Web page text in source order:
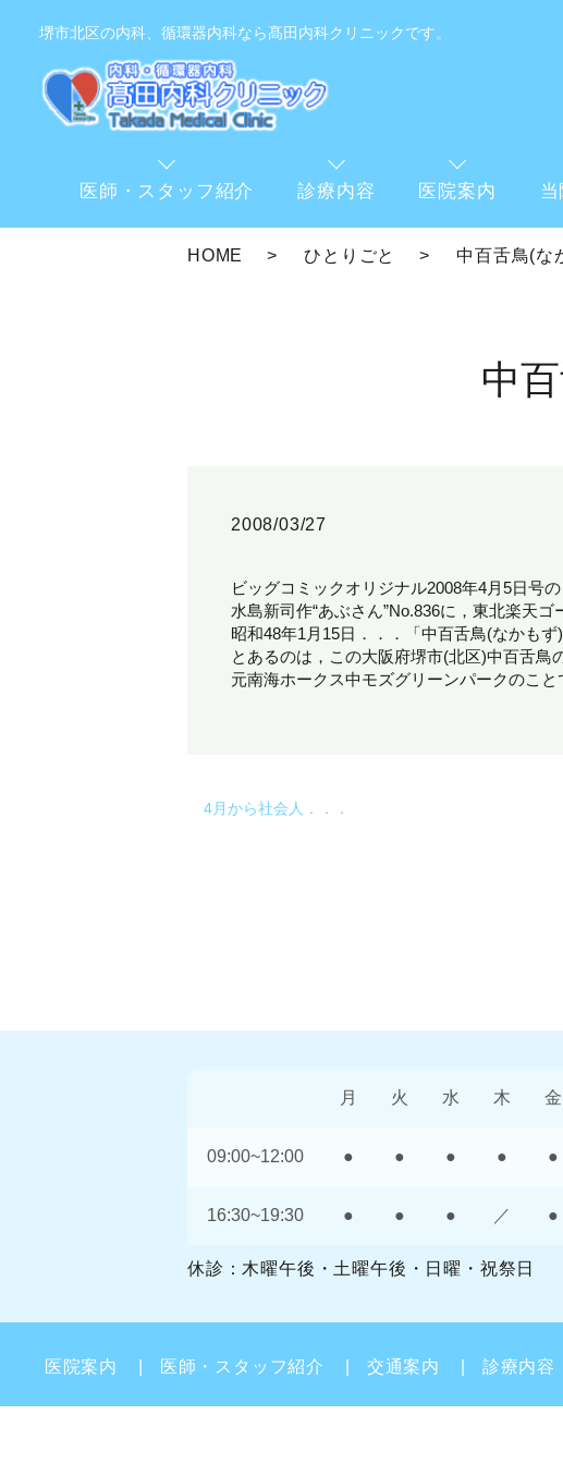
堺市北区の内科、循環器内科なら髙田内科クリニックです。
医師・スタッフ紹介 診療内容 医院案内
HOME ひとりごと 中百舌鳥(な
中
2008/03/27
ビッグコミックオリジナル2008年4月5日号の
水島新司作“あぶさん”No.836に，東北楽天
昭和48年1月15日．．．「中百舌鳥(なかも
とあるのは，この大阪府堺市(北区)中百舌鳥
元南海ホークス中モズグリーンパークのこと
4月から社会人．．．
月 火 水 木 金
09:00~12:00 ● ● ● ● ●
16:30~19:30 ● ● ● ／ ●
休診：木曜午後・土曜午後・日曜・祝祭日
医院案内 医師・スタッフ紹介 交通案内 診療内容